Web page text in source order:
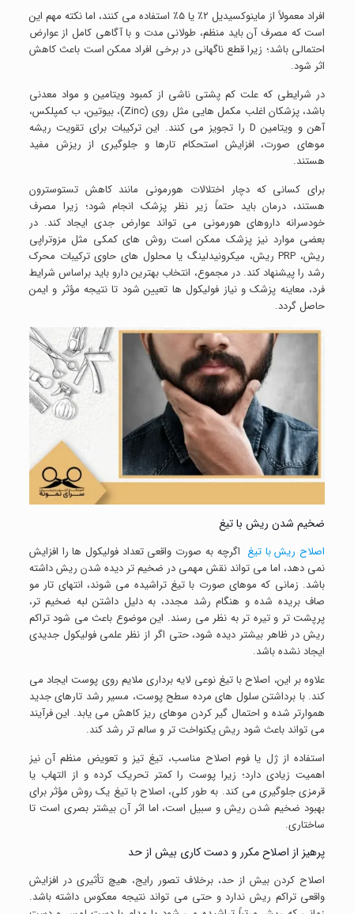
افراد معمولاً از ماینوکسیدیل ۲٪ یا ۵٪ استفاده می کنند، اما نکته مهم این
است که مصرف آن باید منظم، طولانی مدت و با آگاهی کامل از عوارض
احتمالی باشد؛ زیرا قطع ناگهانی در برخی افراد ممکن است باعث کاهش
اثر شود.
در شرایطی که علت کم پشتی ناشی از کمبود ویتامین و مواد معدنی
باشد، پزشکان اغلب مکمل هایی مثل روی (Zinc)، بیوتین، ب کمپلکس،
آهن و ویتامین D را تجویز می کنند. این ترکیبات برای تقویت ریشه
موهای صورت، افزایش استحکام تارها و جلوگیری از ریزش مفید
هستند.
برای کسانی که دچار اختلالات هورمونی مانند کاهش تستوسترون
هستند، درمان باید حتماً زیر نظر پزشک انجام شود؛ زیرا مصرف
خودسرانه داروهای هورمونی می تواند عوارض جدی ایجاد کند. در
بعضی موارد نیز پزشک ممکن است روش های کمکی مثل مزوتراپی
ریش، PRP ریش، میکرونیدلینگ یا محلول های حاوی ترکیبات محرک
رشد را پیشنهاد کند. در مجموع، انتخاب بهترین دارو باید براساس شرایط
فرد، معاینه پزشک و نیاز فولیکول ها تعیین شود تا نتیجه مؤثر و ایمن
حاصل گردد.
ضخیم شدن ریش با تیغ
اصلاح ریش با تیغ اگرچه به صورت واقعی تعداد فولیکول ها را افزایش
نمی دهد، اما می تواند نقش مهمی در ضخیم تر دیده شدن ریش داشته
باشد. زمانی که موهای صورت با تیغ تراشیده می شوند، انتهای تار مو
صاف بریده شده و هنگام رشد مجدد، به دلیل داشتن لبه ضخیم تر،
پرپشت تر و تیره تر به نظر می رسند. این موضوع باعث می شود تراکم
ریش در ظاهر بیشتر دیده شود، حتی اگر از نظر علمی فولیکول جدیدی
ایجاد نشده باشد.
علاوه بر این، اصلاح با تیغ نوعی لایه برداری ملایم روی پوست ایجاد می
کند. با برداشتن سلول های مرده سطح پوست، مسیر رشد تارهای جدید
هموارتر شده و احتمال گیر کردن موهای ریز کاهش می یابد. این فرآیند
می تواند باعث شود ریش یکنواخت تر و سالم تر رشد کند.
استفاده از ژل یا فوم اصلاح مناسب، تیغ تیز و تعویض منظم آن نیز
اهمیت زیادی دارد؛ زیرا پوست را کمتر تحریک کرده و از التهاب یا
قرمزی جلوگیری می کند. به طور کلی، اصلاح با تیغ یک روش مؤثر برای
بهبود ضخیم شدن ریش و سبیل است، اما اثر آن بیشتر بصری است تا
ساختاری.
پرهیز از اصلاح مکرر و دست کاری بیش از حد
اصلاح کردن بیش از حد، برخلاف تصور رایج، هیچ تأثیری در افزایش
واقعی تراکم ریش ندارد و حتی می تواند نتیجه معکوس داشته باشد.